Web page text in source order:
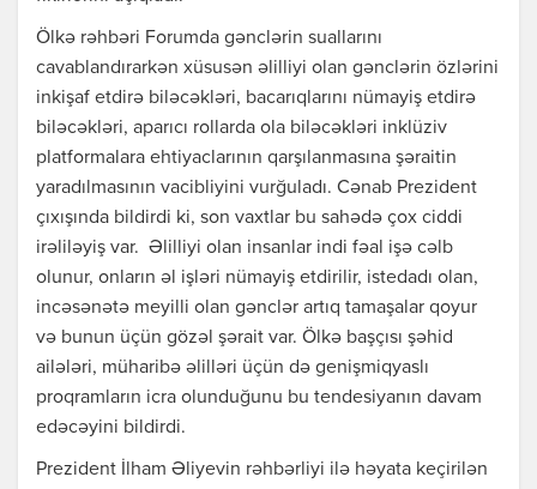
Ölkə rəhbəri Forumda gənclərin suallarını
cavablandırarkən xüsusən əlilliyi olan gənclərin özlərini
inkişaf etdirə biləcəkləri, bacarıqlarını nümayiş etdirə
biləcəkləri, aparıcı rollarda ola biləcəkləri inklüziv
platformalara ehtiyaclarının qarşılanmasına şəraitin
yaradılmasının vacibliyini vurğuladı. Cənab Prezident
çıxışında bildirdi ki, son vaxtlar bu sahədə çox ciddi
irəliləyiş var. Əlilliyi olan insanlar indi fəal işə cəlb
olunur, onların əl işləri nümayiş etdirilir, istedadı olan,
incəsənətə meyilli olan gənclər artıq tamaşalar qoyur
və bunun üçün gözəl şərait var. Ölkə başçısı şəhid
ailələri, müharibə əlilləri üçün də genişmiqyaslı
proqramların icra olunduğunu bu tendesiyanın davam
edəcəyini bildirdi.
Prezident İlham Əliyevin rəhbərliyi ilə həyata keçirilən